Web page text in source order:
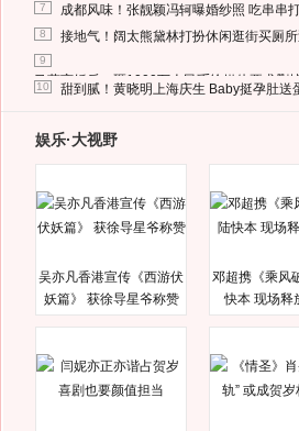
7 成都风味！张靓颖冯轲曝婚纱照 吃串串
8 接地气！阔太熊黛林打扮休闲逛街买厕
9
马蓉离婚后，砸1000万人民币给媒体要求删
10 甜到腻！黄晓明上海庆生 Baby挺孕肚送
娱乐·大视野
吴亦凡香港宣传《西游伏
妖篇》 获徐导星爷称赞
邓超携《乘风
快本 现场释